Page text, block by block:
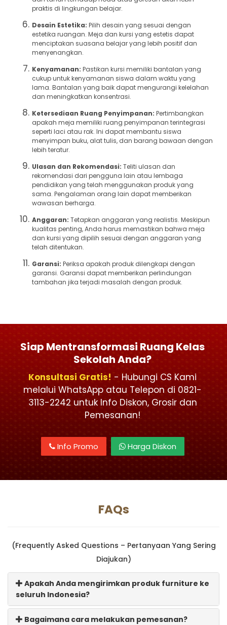
praktis di lingkungan belajar.
Desain Estetika: Pilih desain yang sesuai dengan
estetika ruangan. Meja dan kursi yang estetis dapat
menciptakan suasana belajar yang lebih positif dan
menyenangkan.
Kenyamanan: Pastikan kursi memiliki bantalan yang
cukup untuk kenyamanan siswa dalam waktu yang
lama. Bantalan yang baik dapat mengurangi kelelahan
dan meningkatkan konsentrasi.
Ketersediaan Ruang Penyimpanan: Pertimbangkan
apakah meja memiliki ruang penyimpanan terintegrasi
seperti laci atau rak. Ini dapat membantu siswa
menyimpan buku, alat tulis, dan barang bawaan dengan
lebih teratur.
Ulasan dan Rekomendasi: Teliti ulasan dan
rekomendasi dari pengguna lain atau lembaga
pendidikan yang telah menggunakan produk yang
sama. Pengalaman orang lain dapat memberikan
wawasan berharga.
Anggaran: Tetapkan anggaran yang realistis. Meskipun
kualitas penting, Anda harus memastikan bahwa meja
dan kursi yang dipilih sesuai dengan anggaran yang
telah ditentukan.
Garansi: Periksa apakah produk dilengkapi dengan
garansi. Garansi dapat memberikan perlindungan
tambahan jika terjadi masalah dengan produk.
Siap Mentransformasi Ruang Kelas
Sekolah Anda?
Konsultasi Gratis! - Hubungi CS Kami
melalui WhatsApp atau Telepon di 0821-
3113-2242 untuk Info Diskon, Grosir dan
Pemesanan!
Info Promo Harga Diskon
FAQs
(Frequently Asked Questions – Pertanyaan Yang Sering
Diajukan)
Apakah Anda mengirimkan produk furniture ke
seluruh Indonesia?
Bagaimana cara melakukan pemesanan?